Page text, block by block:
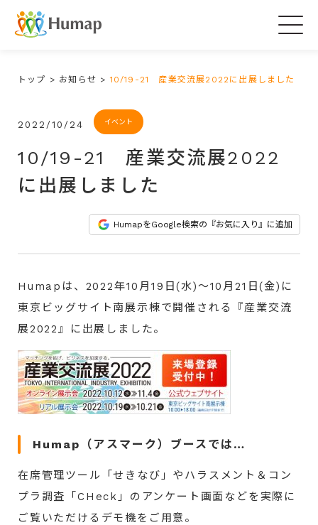
トップ > お知らせ >10/19-21 産業交流展2022に出展しました
2022/10/24 イベント
10/19-21 産業交流展2022
に出展しました
HumapをGoogle検索の『お気に入り』に追加
Humapは、2022年10月19日(水)～10月21日(金)に
東京ビッグサイト南展示棟で開催される『産業交流
展2022』に 出展しました。
Humap（アスマーク）ブースでは…
在席管理ツール「せきなび」やハラスメント＆コン
プラ調査「CHeck」のアンケート画面などを実際に
ご覧いただけるデモ機をご用意。